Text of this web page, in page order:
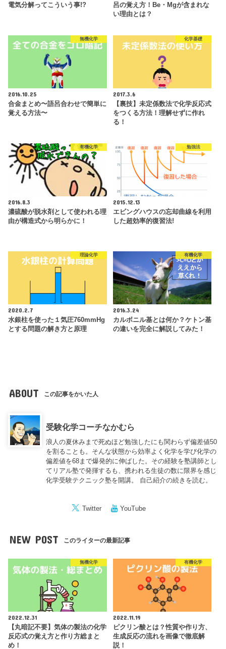
電気分解ってこういう事!?
呂の覚え方！Be・Mgが含まれな
い理由とは？
無機化学
2016.10.25
合金まとめ〜語呂合わせで簡単に
覚える方法〜
化学基礎
2017.3.6
【裏技】未定係数法で化学反応式
をつくる方法！理解せずに作れ
る！
有機化学
2016.8.3
濃硫酸が脱水剤として使われる理
由が構造式から明らかに！
勉強法
2015.12.13
エビングハウスの忘却曲線を利用
した超効率的復習法!
理論化学
2020.2.7
水銀柱を使った１気圧760mmHg
とする問題の解き方と原理
有機化学
2016.3.24
カルボニル基とは何か？ケトン基
の違いを完全に解説してみた！
ABOUT この記事をかいた人
受験化学コーチなかむら
浪人の夏休みまで死ぬほど勉強したにも関わらず偏差値50
を割ることも。そんな状態から効率よく化学を学び化学の
偏差値を68まで爆発的に伸ばした。その経験を塾講師とし
てリアル塾で発揮するも、携われる生徒の数に限界を感じ
化学受験テクニック塾を開講。 自己紹介の続きを読む。
Twitter YouTube
NEW POST このライターの最新記事
無機化学
2022.12.31
【丸暗記不要】気体の製法の化学
反応式の覚え方と作り方総まと
め！
有機化学
2022.11.19
ピクリン酸とは？性質や作り方、
生成反応の流れを画像で徹底解
説！